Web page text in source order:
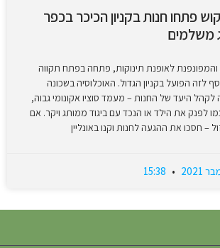
פתחו חנות בקניון הכיכר בכפר
משלמים
לאופנת תינוקות, פתחה בפתח תקווה
לזה הפועל בקניון הגדול. האוכלוסיה בשכונה
היעד של החנות – מעמד סוציו אקונומי גבוה,
לפנק את הילד או הנכד עם ביגוד ממותג ויקר. אם
– חסכו את ההגעה לחנות וקנו באונליין